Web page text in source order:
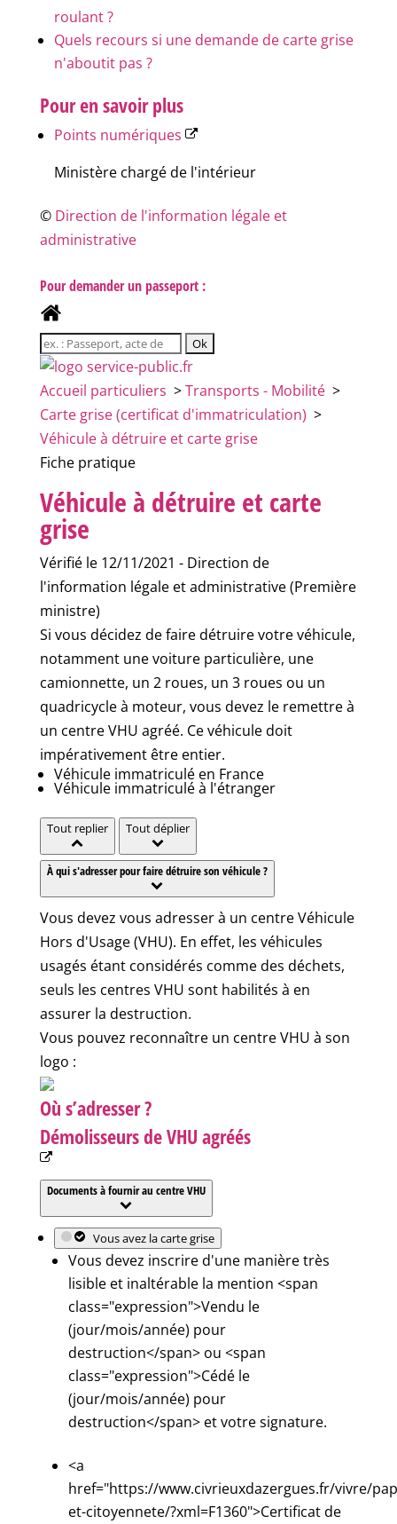
roulant ?
Quels recours si une demande de carte grise
n'aboutit pas ?
Pour en savoir plus
Points numériques
Ministère chargé de l'intérieur
© Direction de l'information légale et
administrative
Pour demander un passeport :
Accueil particuliers >Transports - Mobilité >
Carte grise (certificat d'immatriculation) >
Véhicule à détruire et carte grise
Fiche pratique
Véhicule à détruire et carte
grise
Vérifié le 12/11/2021 - Direction de
l'information légale et administrative (Première
ministre)
Si vous décidez de faire détruire votre véhicule,
notamment une voiture particulière, une
camionnette, un 2 roues, un 3 roues ou un
quadricycle à moteur, vous devez le remettre à
un centre VHU agréé. Ce véhicule doit
impérativement être entier.
Véhicule immatriculé en France
Véhicule immatriculé à l'étranger
Tout replier Tout déplier
À qui s'adresser pour faire détruire son véhicule ?
Vous devez vous adresser à un centre Véhicule
Hors d'Usage (VHU). En effet, les véhicules
usagés étant considérés comme des déchets,
seuls les centres VHU sont habilités à en
assurer la destruction.
Vous pouvez reconnaître un centre VHU à son
logo :
Où s’adresser ?
Démolisseurs de VHU agréés
Documents à fournir au centre VHU
Vous avez la carte grise
Vous devez inscrire d'une manière très
lisible et inaltérable la mention <span
class="expression">Vendu le
(jour/mois/année) pour
destruction</span> ou <span
class="expression">Cédé le
(jour/mois/année) pour
destruction</span> et votre signature.
<a
href="https://www.civrieuxdazergues.fr/vivre/
et-citoyennete/?xml=F1360">Certificat de